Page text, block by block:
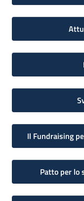
Il Fundraising
Patto per lo